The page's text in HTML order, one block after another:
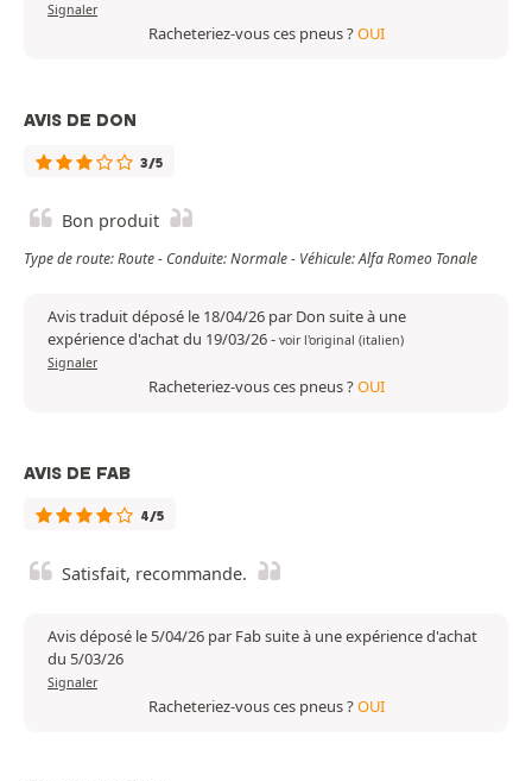
Signaler
Racheteriez-vous ces pneus ?OUI
AVIS DE DON
3/5
Bon produit
Type de route: Route - Conduite: Normale - Véhicule: Alfa Romeo Tonale
Avis traduit déposé le 18/04/26 par Don suite à une
expérience d'achat du 19/03/26- voir l'original (italien)
Signaler
Racheteriez-vous ces pneus ?OUI
AVIS DE FAB
4/5
Satisfait, recommande.
Avis déposé le 5/04/26 par Fab suite à une expérience d'achat
du 5/03/26
Signaler
Racheteriez-vous ces pneus ?OUI